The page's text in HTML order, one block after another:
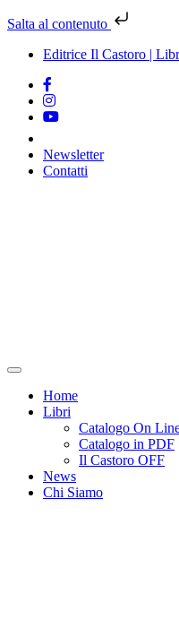
Salta al contenuto
Editrice Il Castoro |
Newsletter
Contatti
Home
Libri
Catalogo On
Catalogo in PDF
Il Castoro OFF
News
Chi Siamo